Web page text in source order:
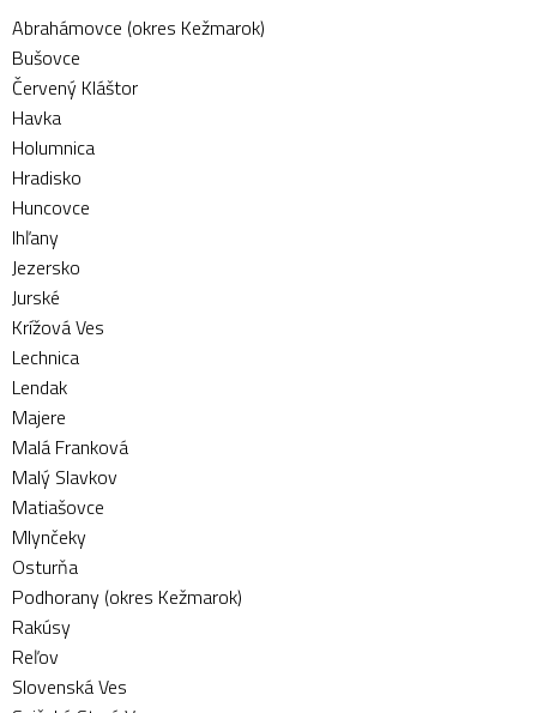
Abrahámovce (okres Kežmarok)
Bušovce
Červený Kláštor
Havka
Holumnica
Hradisko
Huncovce
Ihľany
Jezersko
Jurské
Krížová Ves
Lechnica
Lendak
Majere
Malá Franková
Malý Slavkov
Matiašovce
Mlynčeky
Osturňa
Podhorany (okres Kežmarok)
Rakúsy
Reľov
Slovenská Ves